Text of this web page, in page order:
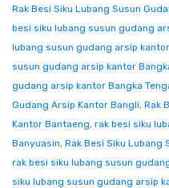
Rak Besi Siku Lubang Susun
besi siku lubang susun gudang
lubang susun gudang arsip
susun gudang arsip kantor
gudang arsip kantor Bangka
Gudang Arsip Kantor Bangli, Rak
Kantor Bantaeng, rak besi siku
Banyuasin, Rak Besi Siku Lubang
rak besi siku lubang susun
siku lubang susun gudang arsip